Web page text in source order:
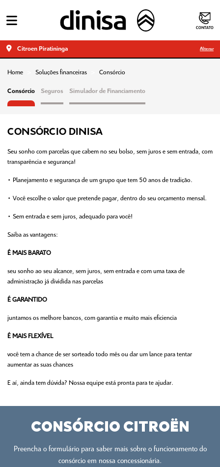
CONTATO
Citroen Piratininga Alterar
Home Soluções financeiras Consórcio
Seguros
Consórcio Simulador de Financiamento
CONSÓRCIO DINISA
Seu sonho com parcelas que cabem no seu bolso, sem juros e sem entrada, com
transparência e segurança!
• Planejamento e segurança de um grupo que tem 50 anos de tradição.
• Você escolhe o valor que pretende pagar, dentro do seu orçamento mensal.
• Sem entrada e sem juros, adequado para você!
Saiba as vantagens:
É MAIS BARATO
seu sonho ao seu alcance, sem juros, sem entrada e com uma taxa de
administração já dividida nas parcelas
É GARANTIDO
juntamos os melhore bancos, com garantia e muito mais eficiencia
É MAIS FLEXÍVEL
você tem a chance de ser sorteado todo mês ou dar um lance para tentar
aumentar as suas chances
E aí, ainda tem dúvida? Nossa equipe está pronta para te ajudar.
CONSÓRCIO CITROËN
Preencha o formulário para saber mais sobre o funcionamento do
consórcio em nossa concessionária.